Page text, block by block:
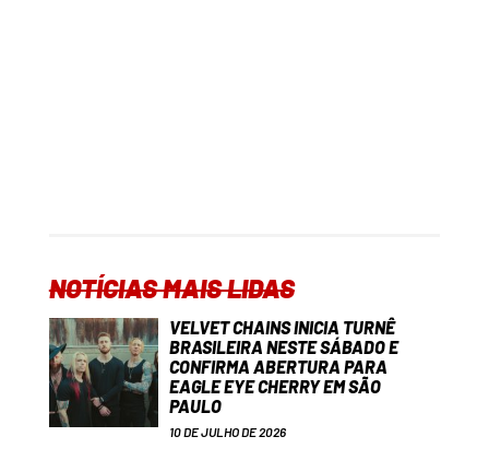
NOTÍCIAS MAIS LIDAS
VELVET CHAINS INICIA TURNÊ
BRASILEIRA NESTE SÁBADO E
CONFIRMA ABERTURA PARA
EAGLE EYE CHERRY EM SÃO
PAULO
10 DE JULHO DE 2026